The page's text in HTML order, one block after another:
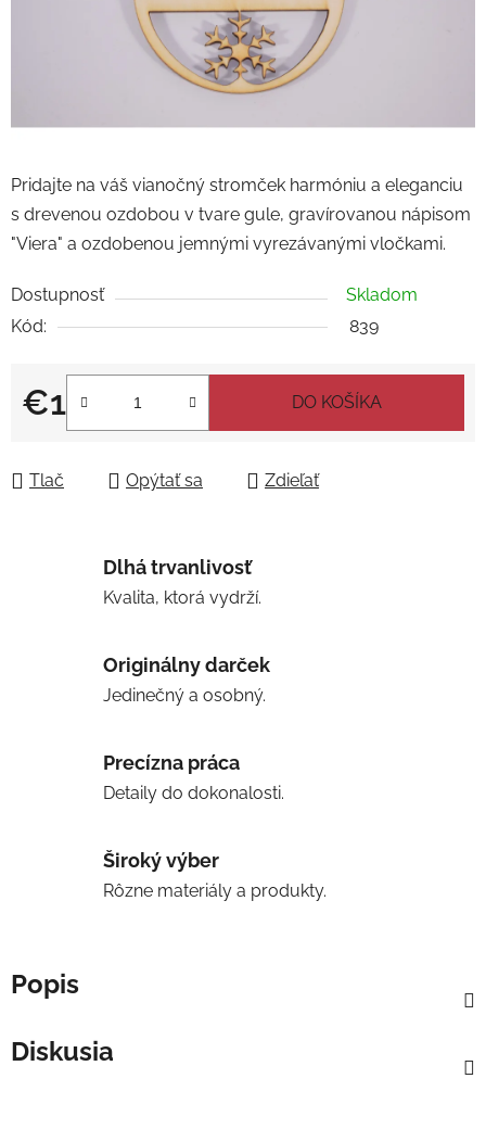
Pridajte na váš vianočný stromček harmóniu a eleganciu
s drevenou ozdobou v tvare gule, gravírovanou nápisom
"Viera" a ozdobenou jemnými vyrezávanými vločkami.
Dostupnosť
Skladom
Kód:
839
€1
Jednotková cena:
DO KOŠÍKA
Tlač Opýtať sa Zdieľať
Dlhá trvanlivosť
Kvalita, ktorá vydrží.
Originálny darček
Jedinečný a osobný.
Precízna práca
Detaily do dokonalosti.
Široký výber
Rôzne materiály a produkty.
Popis
Diskusia